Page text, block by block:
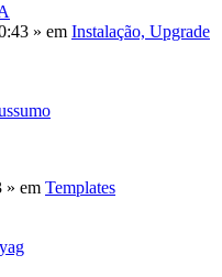
» em Instalação, Upgrade
» em Templates